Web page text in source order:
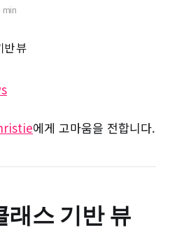
min
에게 고마움을 전합니다.
래스 기반 뷰